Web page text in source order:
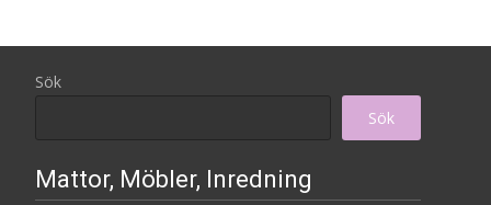
Sök
Sök
Mattor, Möbler, Inredning